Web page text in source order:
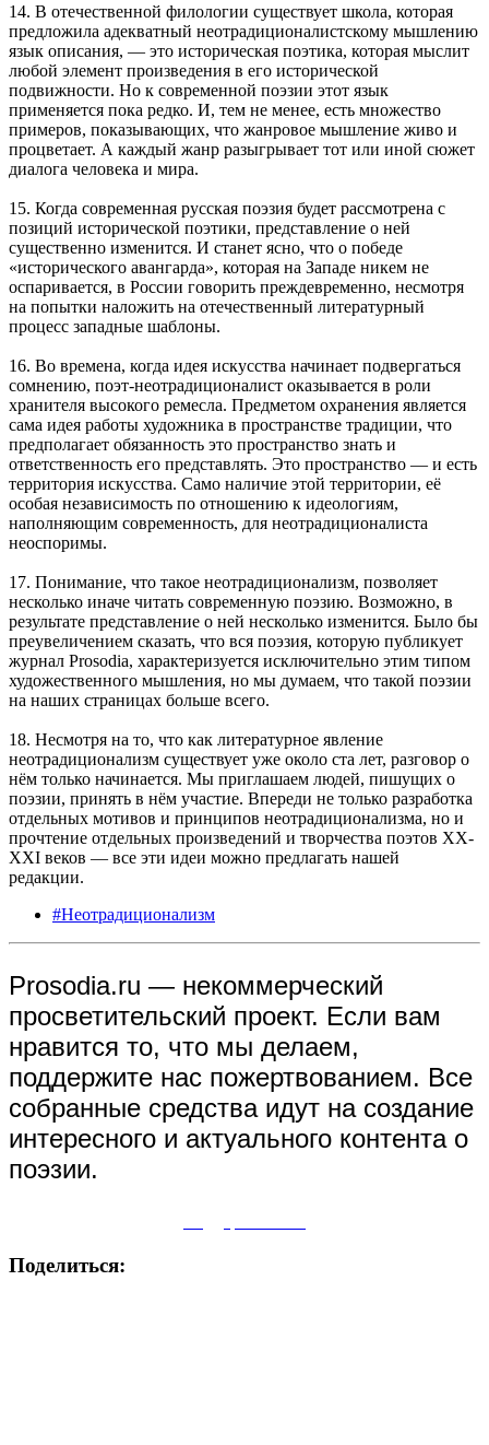
14. В отечественной филологии существует школа, которая
предложила адекватный неотрадиционалистскому мышлению
язык описания, — это историческая поэтика, которая мыслит
любой элемент произведения в его исторической
подвижности. Но к современной поэзии этот язык
применяется пока редко. И, тем не менее, есть множество
примеров, показывающих, что жанровое мышление живо и
процветает. А каждый жанр разыгрывает тот или иной сюжет
диалога человека и мира.
15. Когда современная русская поэзия будет рассмотрена с
позиций исторической поэтики, представление о ней
существенно изменится. И станет ясно, что о победе
«исторического авангарда», которая на Западе никем не
оспаривается, в России говорить преждевременно, несмотря
на попытки наложить на отечественный литературный
процесс западные шаблоны.
16. Во времена, когда идея искусства начинает подвергаться
сомнению, поэт-неотрадиционалист оказывается в роли
хранителя высокого ремесла. Предметом охранения является
сама идея работы художника в пространстве традиции, что
предполагает обязанность это пространство знать и
ответственность его представлять. Это пространство — и есть
территория искусства. Само наличие этой территории, её
особая независимость по отношению к идеологиям,
наполняющим современность, для неотрадиционалиста
неоспоримы.
17. Понимание, что такое неотрадиционализм, позволяет
несколько иначе читать современную поэзию. Возможно, в
результате представление о ней несколько изменится. Было бы
преувеличением сказать, что вся поэзия, которую публикует
журнал Prosodia, характеризуется исключительно этим типом
художественного мышления, но мы думаем, что такой поэзии
на наших страницах больше всего.
18. Несмотря на то, что как литературное явление
неотрадиционализм существует уже около ста лет, разговор о
нём только начинается. Мы приглашаем людей, пишущих о
поэзии, принять в нём участие. Впереди не только разработка
отдельных мотивов и принципов неотрадиционализма, но и
прочтение отдельных произведений и творчества поэтов XX-
XXI веков — все эти идеи можно предлагать нашей
редакции.
#Неотрадиционализм
Prosodia.ru — некоммерческий
просветительский проект. Если вам
нравится то, что мы делаем,
поддержите нас пожертвованием. Все
собранные средства идут на создание
интересного и актуального контента о
поэзии.
Поделиться: